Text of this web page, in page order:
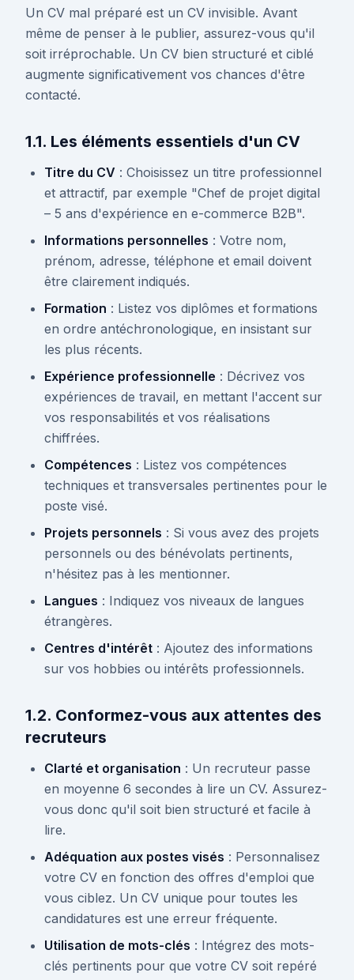
Un CV mal préparé est un CV invisible. Avant
même de penser à le publier, assurez-vous qu'il
soit irréprochable. Un CV bien structuré et ciblé
augmente significativement vos chances d'être
contacté.
1.1. Les éléments essentiels d'un CV
Titre du CV : Choisissez un titre professionnel
et attractif, par exemple "Chef de projet digital
– 5 ans d'expérience en e-commerce B2B".
Informations personnelles : Votre nom,
prénom, adresse, téléphone et email doivent
être clairement indiqués.
Formation : Listez vos diplômes et formations
en ordre antéchronologique, en insistant sur
les plus récents.
Expérience professionnelle : Décrivez vos
expériences de travail, en mettant l'accent sur
vos responsabilités et vos réalisations
chiffrées.
Compétences : Listez vos compétences
techniques et transversales pertinentes pour le
poste visé.
Projets personnels : Si vous avez des projets
personnels ou des bénévolats pertinents,
n'hésitez pas à les mentionner.
Langues : Indiquez vos niveaux de langues
étrangères.
Centres d'intérêt : Ajoutez des informations
sur vos hobbies ou intérêts professionnels.
1.2. Conformez-vous aux attentes des
recruteurs
Clarté et organisation : Un recruteur passe
en moyenne 6 secondes à lire un CV. Assurez-
vous donc qu'il soit bien structuré et facile à
lire.
Adéquation aux postes visés : Personnalisez
votre CV en fonction des offres d'emploi que
vous ciblez. Un CV unique pour toutes les
candidatures est une erreur fréquente.
Utilisation de mots-clés : Intégrez des mots-
clés pertinents pour que votre CV soit repéré